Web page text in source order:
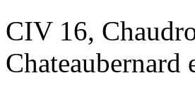
CIV 16,
Chateaubernard